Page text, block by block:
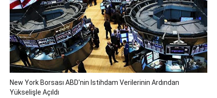
New York Borsası ABD'nin Istihdam Verilerinin Ardından
Yükselişle Açıldı